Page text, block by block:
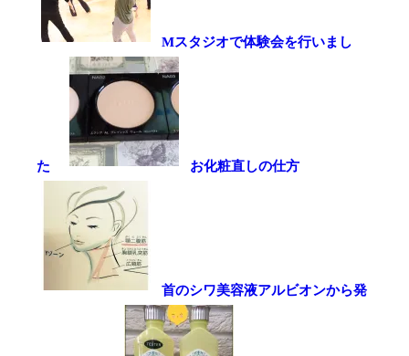
Mスタジオで体験会を行いまし
た お化粧直しの仕方
首のシワ美容液アルビオンから発